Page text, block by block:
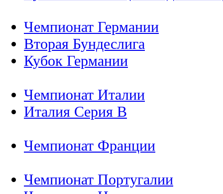
Чемпионат Германии
Вторая Бундеслига
Кубок Германии
Чемпионат Италии
Италия Серия B
Чемпионат Франции
Чемпионат Португалии